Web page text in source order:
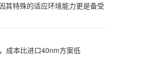
其特殊的适应环境能力更是备受
成本比进口40nm方案低